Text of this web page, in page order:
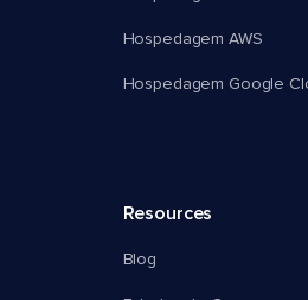
Hospedagem AWS
Hospedagem Google
Resources
Blog